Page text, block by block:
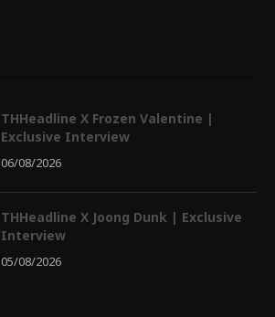
THHeadline X Frozen Valentine |
Exclusive Interview
06/08/2026
THHeadline X Joong Dunk | Exclusive
Interview
05/08/2026